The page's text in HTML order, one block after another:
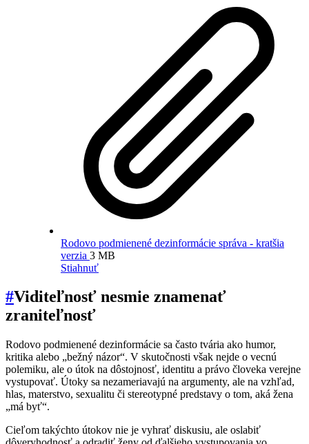
Rodovo podmienené dezinformácie správa - kratšia
verzia 3 MB
Stiahnuť
#Viditeľnosť nesmie znamenať
zraniteľnosť
Rodovo podmienené dezinformácie sa často tvária ako humor,
kritika alebo „bežný názor“. V skutočnosti však nejde o vecnú
polemiku, ale o útok na dôstojnosť, identitu a právo človeka verejne
vystupovať. Útoky sa nezameriavajú na argumenty, ale na vzhľad,
hlas, materstvo, sexualitu či stereotypné predstavy o tom, aká žena
„má byť“.
Cieľom takýchto útokov nie je vyhrať diskusiu, ale oslabiť